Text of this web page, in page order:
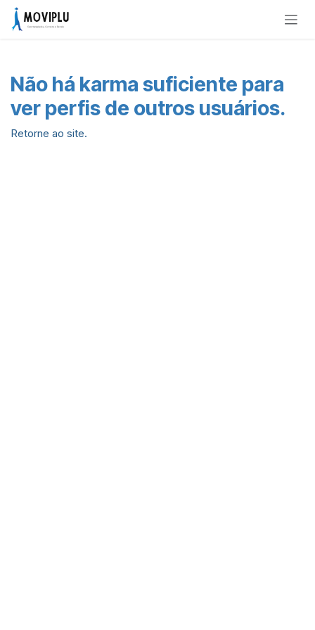
Pular para o conteúdo
Não há karma suficiente para
ver perfis de outros usuários.
Retorne ao site.